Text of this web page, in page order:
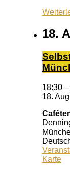
18.
18:30 –
18.
Karte